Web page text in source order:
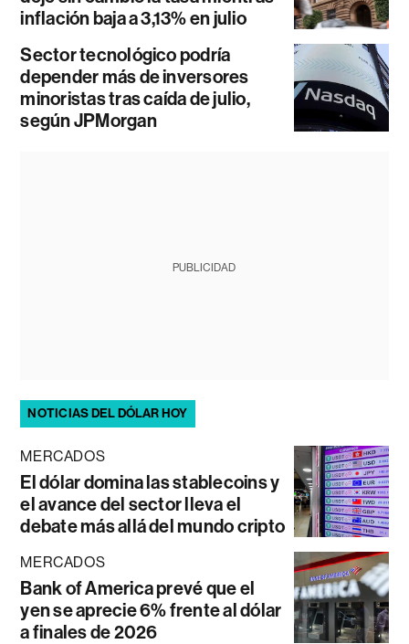
inflación baja a 3,13% en julio
Sector tecnológico podría
depender más de inversores
minoristas tras caída de julio,
según JPMorgan
PUBLICIDAD
NOTICIAS DEL DÓLAR HOY
MERCADOS
El dólar domina las stablecoins y
el avance del sector lleva el
debate más allá del mundo cripto
MERCADOS
Bank of America prevé que el
yen se aprecie 6% frente al dólar
a finales de 2026